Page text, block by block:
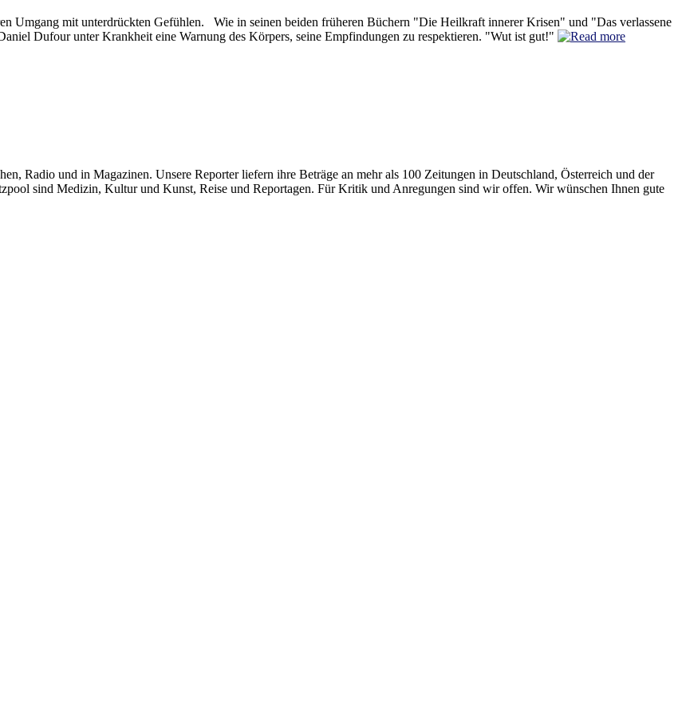
Umgang mit unterdrückten Gefühlen. Wie in seinen beiden früheren Büchern "Die Heilkraft innerer Krisen" und "Das verlassene
Dufour unter Krankheit eine Warnung des Körpers, seine Empfindungen zu respektieren. "Wut ist gut!"
Radio und in Magazinen. Unsere Reporter liefern ihre Beträge an mehr als 100 Zeitungen in Deutschland, Österreich und der
sind Medizin, Kultur und Kunst, Reise und Reportagen. Für Kritik und Anregungen sind wir offen. Wir wünschen Ihnen gute